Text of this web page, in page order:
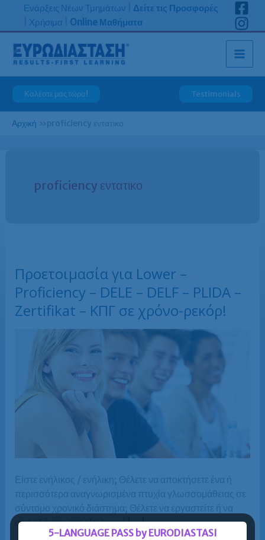
Μετάβαση
περιεχόμενο
Ενάρξεις Νέων Τμημάτων
Δείτε τις Προσφορές
Χρήσιμα Online Μαθήματα
Καλέστε μας τώρα! Testimonials
Αρχική »proficiency εντατικο
proficiency εντατικο
Προετοιμασία για Lower –
Proficiency – DELE – DELF – PLIDA –
Zertifikat – ΚΠΓ σε χρόνο-ρεκόρ!
Είστε ενήλικος / ενήλικη; Θέλετε να αποκτήσετε ένα ή
περισσότερα αναγνωρισμένα πτυχία γλωσσομάθειας σε
σύντομο χρονικό διάστημα; Θέλετε να εργαστείτε ή να
σπουδάσετε στο εξωτερικό […]
5-LANGUAGE PASS by EURODIASTASI